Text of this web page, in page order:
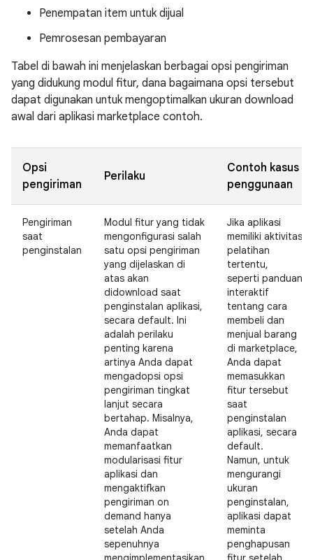
Penempatan item untuk dijual
Pemrosesan pembayaran
Tabel di bawah ini menjelaskan berbagai opsi pengiriman
yang didukung modul fitur, dana bagaimana opsi tersebut
dapat digunakan untuk mengoptimalkan ukuran download
awal dari aplikasi marketplace contoh.
Opsi
pengiriman
Perilaku
Contoh kasus
penggunaan
Pengiriman
saat
penginstalan
Modul fitur yang tidak
mengonfigurasi salah
satu opsi pengiriman
yang dijelaskan di
atas akan
didownload saat
penginstalan aplikasi,
secara default. Ini
adalah perilaku
penting karena
artinya Anda dapat
mengadopsi opsi
pengiriman tingkat
lanjut secara
bertahap. Misalnya,
Anda dapat
memanfaatkan
modularisasi fitur
aplikasi dan
mengaktifkan
pengiriman on
demand hanya
setelah Anda
sepenuhnya
Jika aplikasi
memiliki aktivitas
pelatihan
tertentu,
seperti panduan
interaktif
tentang cara
membeli dan
menjual barang
di marketplace,
Anda dapat
memasukkan
fitur tersebut
saat
penginstalan
aplikasi, secara
default.
Namun, untuk
mengurangi
ukuran
penginstalan,
aplikasi dapat
meminta
penghapusan